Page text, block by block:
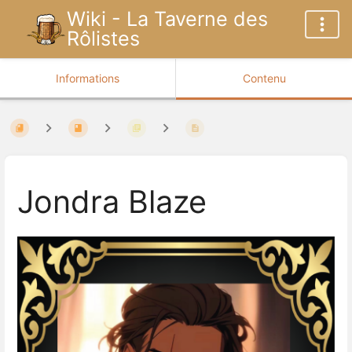
Wiki - La Taverne des
Rôlistes
Informations Contenu
Jondra Blaze